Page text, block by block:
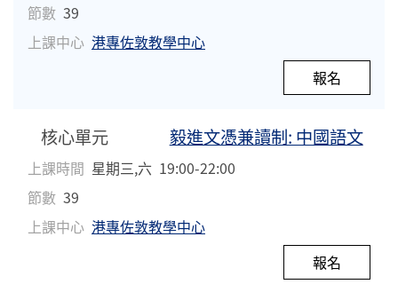
節數 39
上課中心 港專佐敦教學中心
報名
核心單元 毅進文憑兼讀制: 中國語文
上課時間 星期三,六 19:00-22:00
節數 39
上課中心 港專佐敦教學中心
報名